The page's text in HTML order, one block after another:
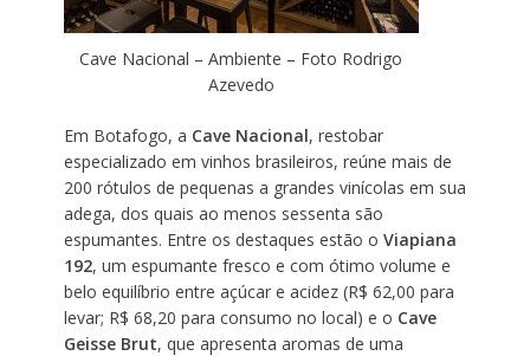
Cave Nacional – Ambiente – Foto Rodrigo
Azevedo
Em Botafogo, a Cave Nacional, restobar
especializado em vinhos brasileiros, reúne mais de
200 rótulos de pequenas a grandes vinícolas em sua
adega, dos quais ao menos sessenta são
espumantes. Entre os destaques estão o Viapiana
192, um espumante fresco e com ótimo volume e
belo equilíbrio entre açúcar e acidez (R$ 62,00 para
levar; R$ 68,20 para consumo no local) e o Cave
Geisse Brut, que apresenta aromas de uma